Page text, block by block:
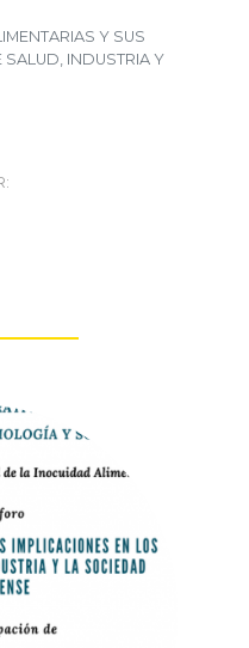
Y SUS
SALUD, INDUSTRIA Y